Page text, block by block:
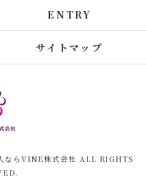
ENTRY
サイトマップ
ならVINE株式会社 ALL RIGHTS